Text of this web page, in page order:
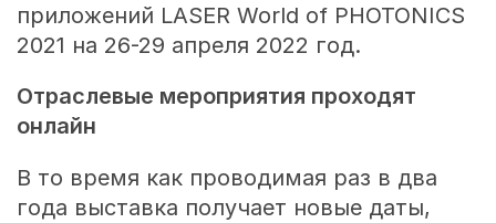
приложений LASER World of PHOTONICS
2021 на 26-29 апреля 2022 год.
Отраслевые мероприятия проходят
онлайн
В то время как проводимая раз в два
года выставка получает новые даты,